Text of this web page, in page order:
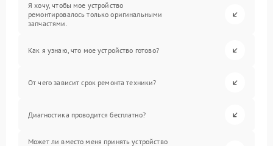
Я хочу, чтобы мое устройство
ремонтировалось только оригинальными
запчастями.
Как я узнаю, что мое устройство готово?
От чего зависит срок ремонта техники?
Диагностика проводится бесплатно?
Может ли вместо меня принять устройство